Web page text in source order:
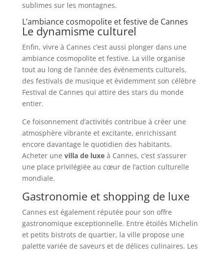
sublimes sur les montagnes.
L’ambiance cosmopolite et festive de Cannes
Le dynamisme culturel
Enfin, vivre à Cannes c’est aussi plonger dans une
ambiance cosmopolite et festive. La ville organise
tout au long de l’année des événements culturels,
des festivals de musique et évidemment son célèbre
Festival de Cannes qui attire des stars du monde
entier.
Ce foisonnement d’activités contribue à créer une
atmosphère vibrante et excitante, enrichissant
encore davantage le quotidien des habitants.
Acheter une villa de luxeà Cannes, c’est s’assurer
une place privilégiée au cœur de l’action culturelle
mondiale.
Gastronomie et shopping de luxe
Cannes est également réputée pour son offre
gastronomique exceptionnelle. Entre étoilés Michelin
et petits bistrots de quartier, la ville propose une
palette variée de saveurs et de délices culinaires. Les